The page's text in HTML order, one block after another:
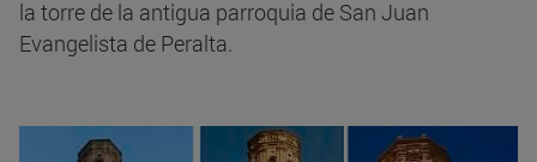
la torre de la antigua parroquia de San Juan
Evangelista de Peralta.